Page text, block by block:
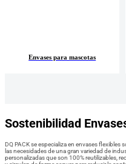
Envases para mascotas
Sostenibilidad
DQ PACK se especializa en envases flexibles
las necesidades de una gran variedad de
personalizadas que son 100% reutilizables,